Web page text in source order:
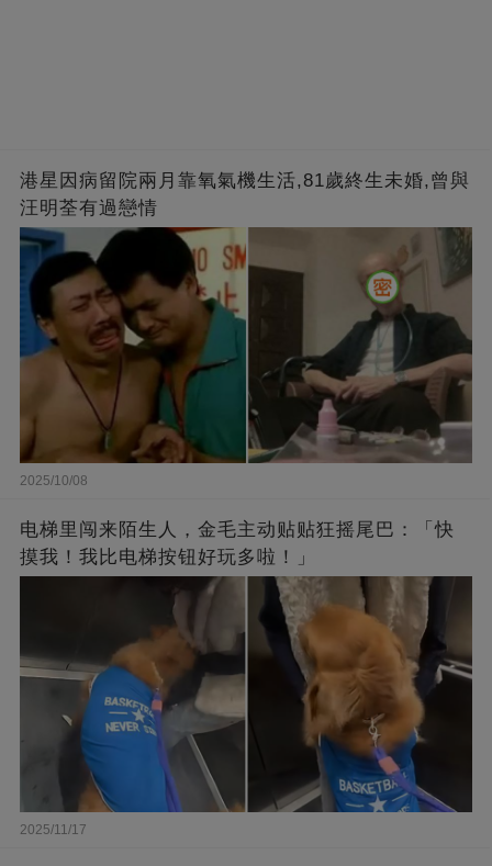
港星因病留院兩月靠氧氣機生活,81歲終生未婚,曾與
汪明荃有過戀情
2025/10/08
电梯里闯来陌生人，金毛主动贴贴狂摇尾巴：「快
摸我！我比电梯按钮好玩多啦！」
2025/11/17